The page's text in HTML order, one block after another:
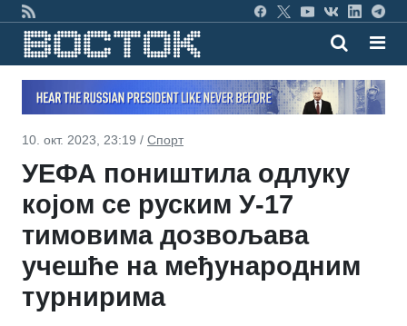
10. окт. 2023, 23:19 / Спорт
УЕФА поништила одлуку
којом се руским У-17
тимовима дозвољава
учешће на међународним
турнирима